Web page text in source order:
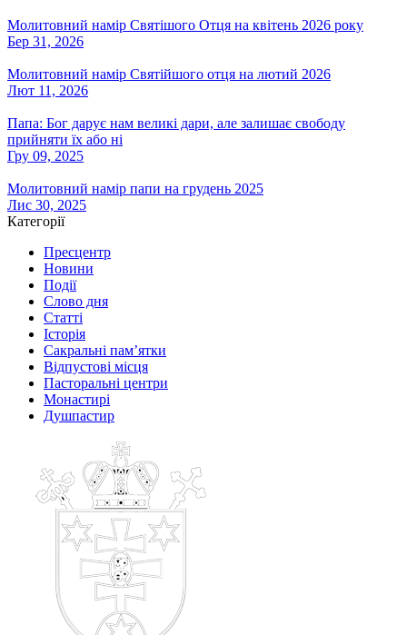
Молитовний намір Святішого Отця на квітень 2026 року
Бер 31, 2026
Молитовний намір Святійшого отця на лютий 2026
Лют 11, 2026
Папа: Бог дарує нам великі дари, але залишає свободу
прийняти їх або ні
Гру 09, 2025
Молитовний намір папи на грудень 2025
Лис 30, 2025
Категорії
Пресцентр
Новини
Події
Слово дня
Статті
Історія
Сакральні пам’ятки
Відпустові місця
Пасторальні центри
Монастирі
Душпастир